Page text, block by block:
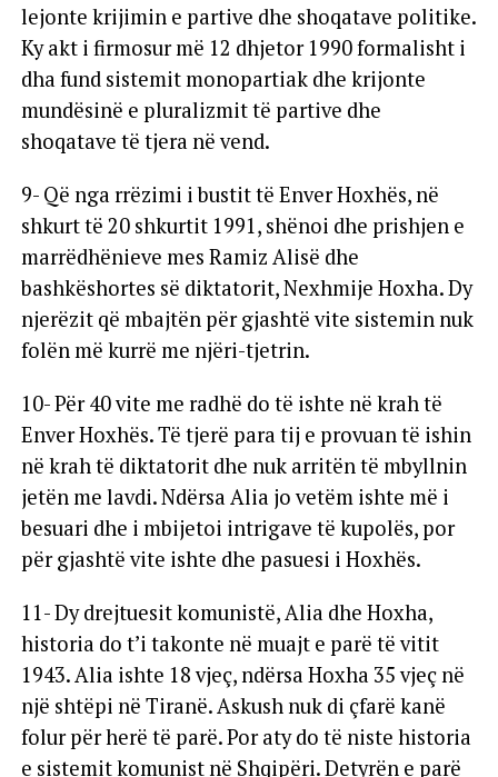
lejonte krijimin e partive dhe shoqatave politike.
Ky akt i firmosur më 12 dhjetor 1990 formalisht i
dha fund sistemit monopartiak dhe krijonte
mundësinë e pluralizmit të partive dhe
shoqatave të tjera në vend.
9- Që nga rrëzimi i bustit të Enver Hoxhës, në
shkurt të 20 shkurtit 1991, shënoi dhe prishjen e
marrëdhënieve mes Ramiz Alisë dhe
bashkëshortes së diktatorit, Nexhmije Hoxha. Dy
njerëzit që mbajtën për gjashtë vite sistemin nuk
folën më kurrë me njëri-tjetrin.
10- Për 40 vite me radhë do të ishte në krah të
Enver Hoxhës. Të tjerë para tij e provuan të ishin
në krah të diktatorit dhe nuk arritën të mbyllnin
jetën me lavdi. Ndërsa Alia jo vetëm ishte më i
besuari dhe i mbijetoi intrigave të kupolës, por
për gjashtë vite ishte dhe pasuesi i Hoxhës.
11- Dy drejtuesit komunistë, Alia dhe Hoxha,
historia do t’i takonte në muajt e parë të vitit
1943. Alia ishte 18 vjeç, ndërsa Hoxha 35 vjeç në
një shtëpi në Tiranë. Askush nuk di çfarë kanë
folur për herë të parë. Por aty do të niste historia
e sistemit komunist në Shqipëri. Detyrën e parë